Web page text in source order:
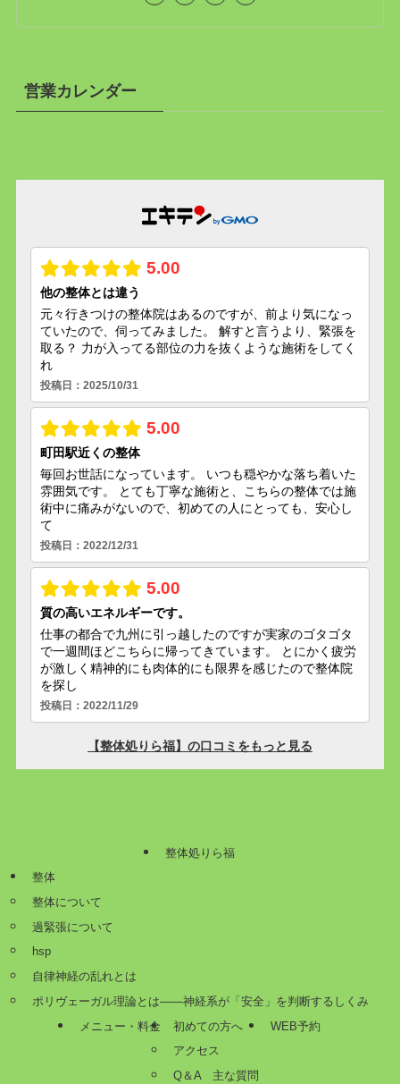
営業カレンダー
整体処りら福
整体
整体について
過緊張について
hsp
自律神経の乱れとは
ポリヴェーガル理論とは——神経系が「安全」を判断するしくみ
メニュー・料金
初めての方へ
アクセス
Q＆A 主な質問
WEB予約